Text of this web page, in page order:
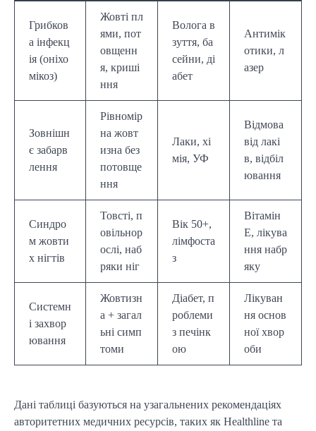
Грибков
а інфекц
ія (оніхо
мікоз)
Жовті пл
ями, пот
овщенн
я, криші
ння
Волога в
зуття, ба
сейни, ді
абет
Антимік
отики, л
азер
Зовнішн
є забарв
лення
Рівномір
на жовт
изна без
потовще
ння
Лаки, хі
мія, УФ
Відмова
від лакі
в, відбіл
ювання
Синдро
м жовти
х нігтів
Товсті, п
овільнор
ослі, наб
ряки ніг
Вік 50+,
лімфоста
з
Вітамін
Е, лікува
ння набр
яку
Системн
і захвор
ювання
Жовтизн
а + загал
ьні симп
томи
Діабет, п
роблеми
з печінк
ою
Лікуван
ня основ
ної хвор
оби
Дані таблиці базуються на узагальнених рекомендаціях
авторитетних медичних ресурсів, таких як Healthline та